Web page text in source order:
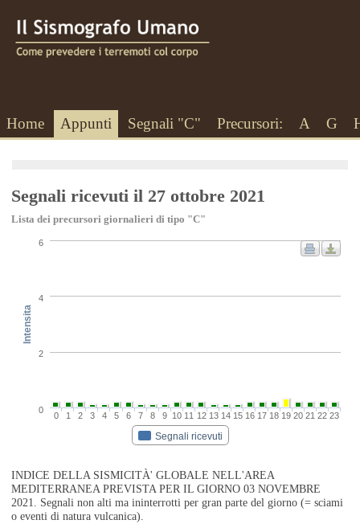
Home Appunti Segnali "C" Precursori: A G
Segnali ricevuti il 27 ottobre 2021
Lista dei precursori giornalieri di tipo "C"
Intensita
Segnali ricevuti
0 1 2 3 4 5 6 7 8 9 10 11 12 13 14 15 16 17 18 19 20 21 22 23
0
2
4
6
INDICE DELLA SISMICITÀ' GLOBALE NELL'AREA
MEDITERRANEA PREVISTA PER IL GIORNO 03 NOVEMBRE
2021. Segnali non alti ma ininterrotti per gran parte del giorno (= sciami
o eventi di natura vulcanica).